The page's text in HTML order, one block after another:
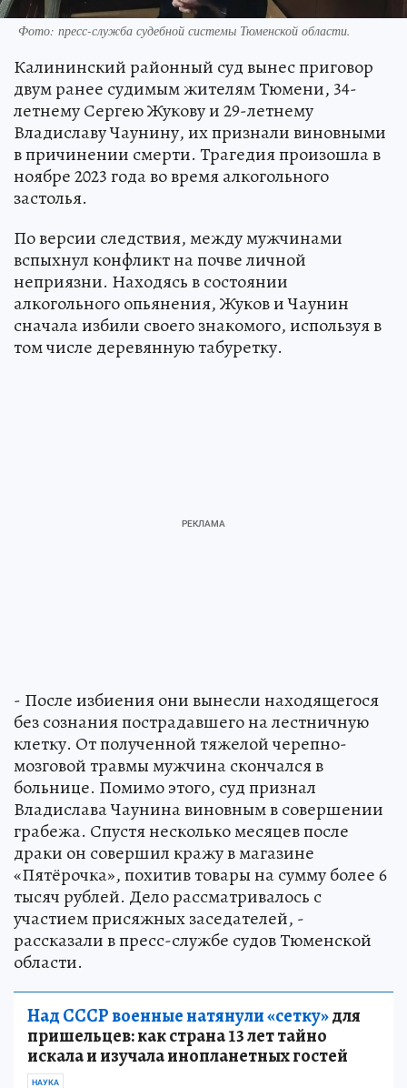
Фото: пресс-служба судебной системы Тюменской области.
Калининский районный суд вынес приговор
двум ранее судимым жителям Тюмени, 34-
летнему Сергею Жукову и 29-летнему
Владиславу Чаунину, их признали виновными
в причинении смерти. Трагедия произошла в
ноябре 2023 года во время алкогольного
застолья.
По версии следствия, между мужчинами
вспыхнул конфликт на почве личной
неприязни. Находясь в состоянии
алкогольного опьянения, Жуков и Чаунин
сначала избили своего знакомого, используя в
том числе деревянную табуретку.
- После избиения они вынесли находящегося
без сознания пострадавшего на лестничную
клетку. От полученной тяжелой черепно-
мозговой травмы мужчина скончался в
больнице. Помимо этого, суд признал
Владислава Чаунина виновным в совершении
грабежа. Спустя несколько месяцев после
драки он совершил кражу в магазине
«Пятёрочка», похитив товары на сумму более 6
тысяч рублей. Дело рассматривалось с
участием присяжных заседателей, -
рассказали в пресс-службе судов Тюменской
области.
Над СССР военные натянули «сетку»для
пришельцев: как страна 13 лет тайно
искала и изучала инопланетных гостей
НАУКА